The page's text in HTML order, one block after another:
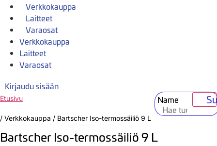
Verkkokauppa
Laitteet
Varaosat
Verkkokauppa
Laitteet
Varaosat
Kirjaudu sisään
Name
Etusivu
/ Verkkokauppa / Bartscher Iso-termossäiliö 9 L
Bartscher Iso-termossäiliö 9 L